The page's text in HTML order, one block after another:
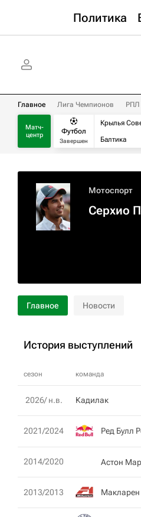
Политика
Главное Лига Чемпионов РПЛ
Матч-
центр
Футбол
Завершен
Крылья
Балтика
Мотоспорт
Серхио
Главное Новости
История выступлений
сезон команда
2026/ н.в. Кадилак
2021/2024 Ред Булл
2014/2020 Астон
2013/2013 Макларен